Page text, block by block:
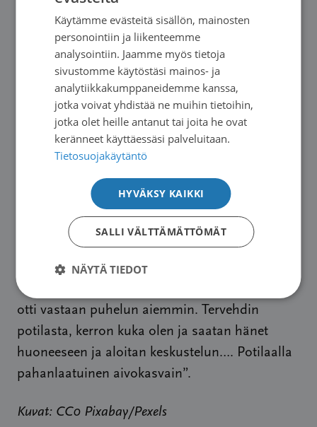
ja omaisia. Sisälläni koen myös että osaan
ymmärtää syöpäpotilaita vähän paremmin
koska itse olen sairastanut syövän, vaikka kaikki
potilaat ja syövät ovatkin erilaisia.
Minusta on hienoa olla sairaanhoitaja ja
kohdata erilaisia potilaita ja myös
syöpäpotilaita. Työssä pystyn tehdä hyvää työtä
vaikka itsekin olen syöpäpotilas ja minusta se
on rikkaus että on itse tietoinen mitä
syöpäpotilaat voivat käydä läpi fyysisesti, mutta
myös henkisesti ja psyykkisesti.
”Potilas saapuu osastolle, olen se hoitaja joka
otti vastaan puhelun aiemmin. Tervehdin
potilasta, kerron kuka olen ja saatan hänet
huoneeseen ja aloitan keskustelun…. Potilaalla
pahanlaatuinen aivokasvain”.
Kuvat: CC0 Pixabay/Pexels
SWEDISH
Käytämme evästeitä sisällön, mainosten
personointiin ja liikenteemme
analysointiin. Jaamme myös tietoja
sivustomme käytöstäsi mainos- ja
analytiikkakumppaneidemme kanssa,
jotka voivat yhdistää ne muihin tietoihin,
jotka olet heille antanut tai joita he ovat
keränneet käyttäessäsi palveluitaan.
Tietosuojakäytäntö
HYVÄKSY KAIKKI
SALLI VÄLTTÄMÄTTÖMÄT
NÄYTÄ TIEDOT